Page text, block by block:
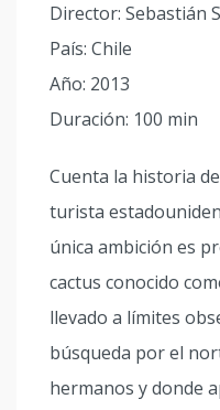
Director: Sebastián
País: Chile
Año: 2013
Duración: 100 min
Cuenta la historia
turista
única ambición es
cactus conocido
llevado a límites
búsqueda por el
hermanos y donde